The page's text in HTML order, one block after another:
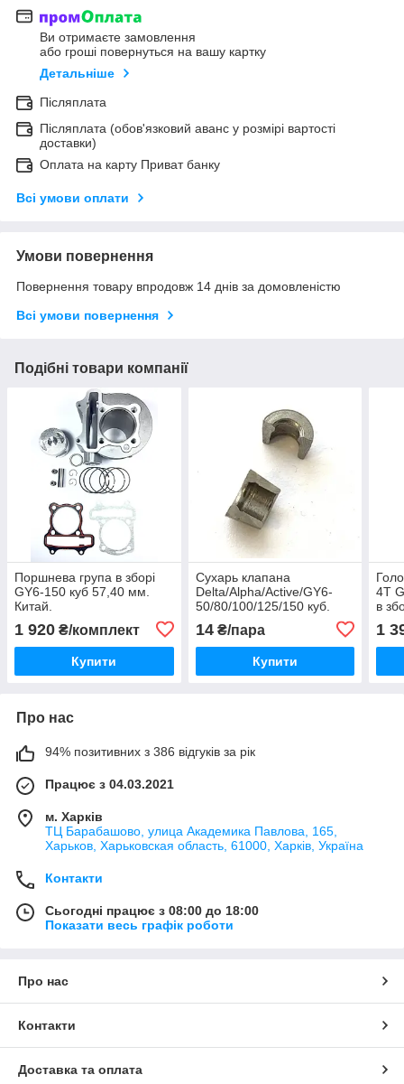
Ви отримаєте замовлення
або гроші повернуться на вашу картку
Детальніше
Післяплата
Післяплата (обов'язковий аванс у розмірі вартості
доставки)
Оплата на карту Приват банку
Всі умови оплати
Умови повернення
Повернення товару впродовж 14 днів за домовленістю
Всі умови повернення
Подібні товари компанії
Поршнева група в зборі
GY6-150 куб 57,40 мм.
Китай.
1 920 ₴/комплект
Купити
Сухарь клапана
Delta/Alpha/Active/GY6-
50/80/100/125/150 куб.
14₴/пара
Купити
4T
в
1
Про нас
94% позитивних з 386 відгуків за рік
Працює з 04.03.2021
м. Харків
ТЦ Барабашово, улица Академика Павлова, 165,
Харьков, Харьковская область, 61000, Харків, Україна
Контакти
Сьогодні працює з 08:00 до 18:00
Показати весь графік роботи
Про нас
Контакти
Доставка та оплата